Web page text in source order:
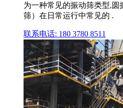
为一种常见的振动筛类型,圆
筛）在日常运行中常见的 .
联系电话: 180 3780 8511